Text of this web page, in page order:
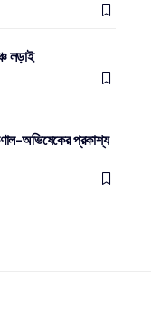
লড়াই
অভিষেকের প্রকাশ্য